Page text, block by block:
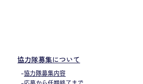
協力隊募集について
-協力隊募集内容